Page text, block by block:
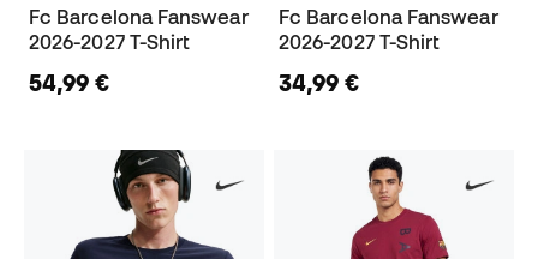
Fc Barcelona Fanswear
2026-2027 T-Shirt
54,99 €
Fc Barcelona Fanswear
2026-2027 T-Shirt
34,99 €